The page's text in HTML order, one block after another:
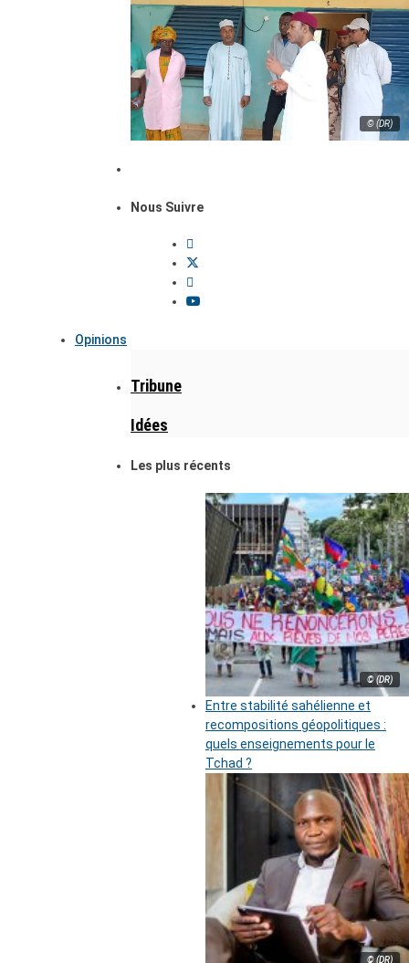
© (DR)
Nous Suivre
Opinions
Tribune
Idées
Les plus récents
© (DR)
Entre stabilité sahélienne et
recompositions géopolitiques :
quels enseignements pour le
Tchad ?
© (DR)